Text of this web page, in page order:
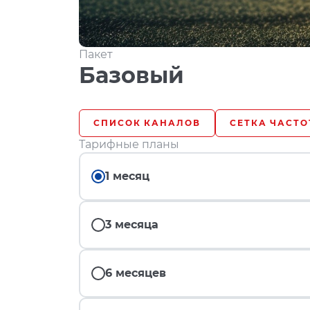
Пакет
Базовый
СПИСОК КАНАЛОВ СЕТКА
Тарифные планы
1 месяц
3 месяца
6 месяцев